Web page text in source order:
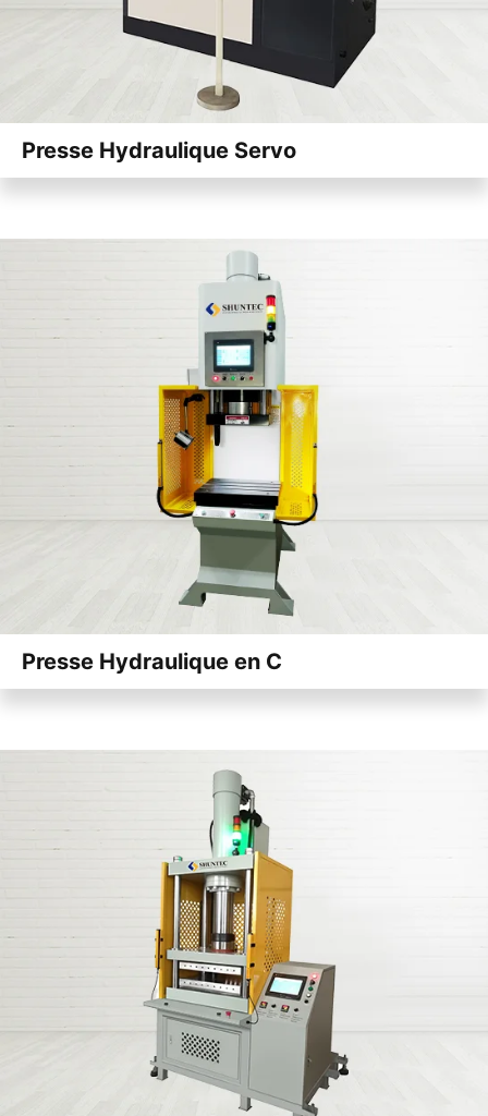
Presse Hydraulique Servo
Presse Hydraulique en C